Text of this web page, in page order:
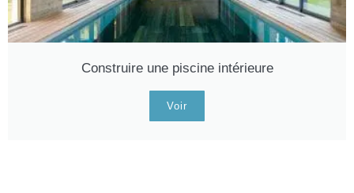
Construire une piscine intérieure
Voir